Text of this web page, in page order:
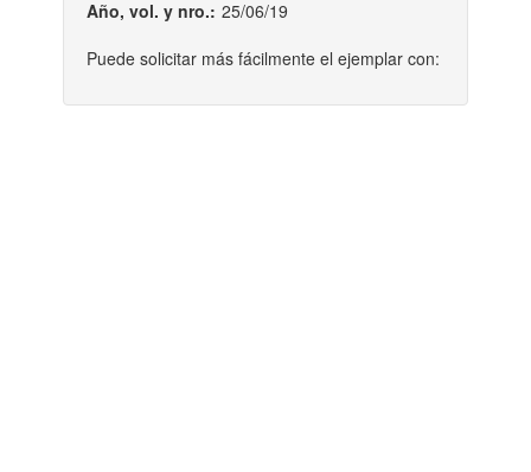
Año, vol. y nro.: 25/06/19
Puede solicitar más fácilmente el ejemplar con: